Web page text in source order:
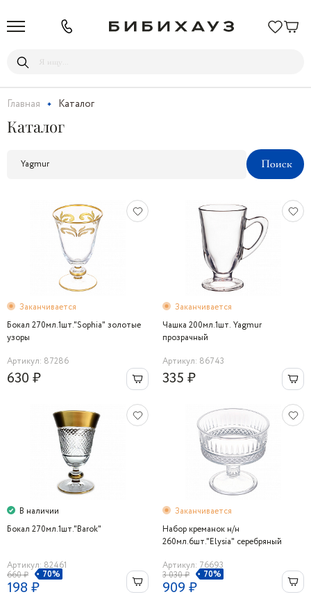
Главная Каталог
Каталог
Заканчивается
Бокал 270мл.1шт."Sophia" золотые
узоры
Артикул: 87286
630 ₽
Заканчивается
Чашка 200мл.1шт. Yagmur
прозрачный
Артикул: 86743
335 ₽
В наличии
Бокал 270мл.1шт."Barok"
Артикул: 82461
660 ₽
70%
198 ₽
Заканчивается
Набор креманок н/н
260мл.6шт."Elysia" серебряный
Артикул: 76693
3 030 ₽
70%
909 ₽